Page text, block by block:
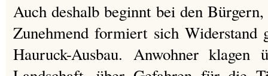
Auch deshalb beginnt bei den
Zunehmend formiert sich Widerstand
Hauruck-Ausbau. Anwohner